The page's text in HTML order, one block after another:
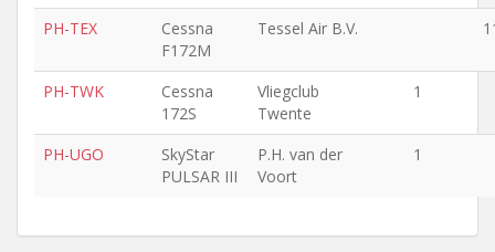
PH-TEX
Cessna
F172M
Tessel Air B.V.
PH-TWK
Cessna
172S
Vliegclub
Twente
1
PH-UGO
SkyStar
PULSAR III
P.H. van der
Voort
1